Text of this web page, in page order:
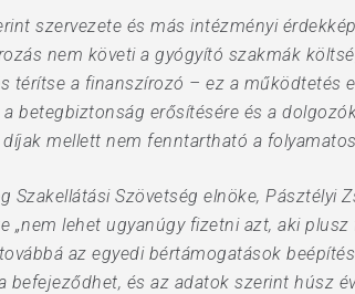
szervezete és más intézményi
nem követi a gyógyító szakmák
térítse a finanszírozó – ez a működtetés
betegbiztonság erősítésére és a
mellett nem fenntartható a
Szövetség elnöke, Pásztélyi
lehet ugyanúgy fizetni azt, aki
az egyedi bértámogatások
és az adatok szerint húsz